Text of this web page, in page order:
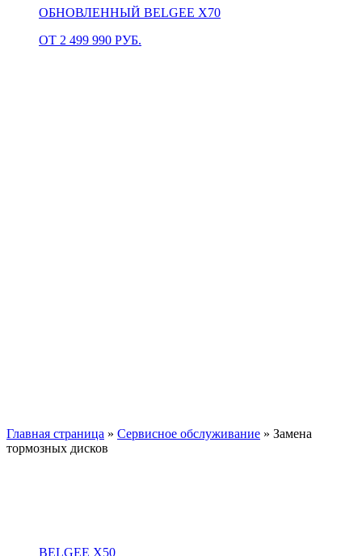
ОБНОВЛЕННЫЙ BELGEE X70
ОТ 2 499 990 РУБ.
BELGEE X50
Главная страница » Сервисное обслуживание » Замена
тормозных дисков